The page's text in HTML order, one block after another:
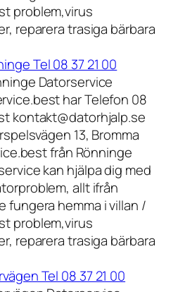
problem,virus
reparera trasiga bärbara
Tel 08 37 21 00
Datorservice
har Telefon 08
kontakt@datorhjalp.se
13, Bromma
från Rönninge
kan hjälpa dig med
allt ifrån
fungera hemma i villan /
problem,virus
reparera trasiga bärbara
Tel 08 37 21 00